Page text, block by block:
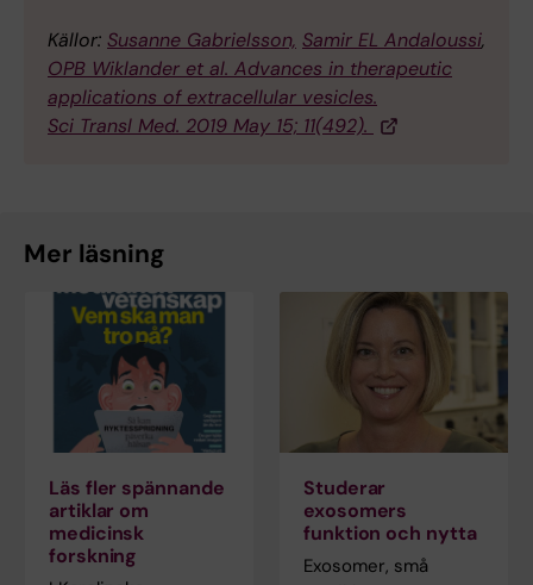
Källor: Susanne Gabrielsson, Samir EL Andaloussi,
OPB Wiklander et al. Advances in therapeutic
applications of extracellular vesicles.
Sci Transl Med. 2019 May 15; 11(492).
Mer läsning
Läs fler spännande
artiklar om
medicinsk
forskning
Studerar
exosomers
funktion och nytta
Exosomer, små